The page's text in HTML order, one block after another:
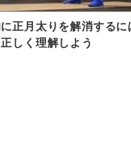
正月太りを解消するに
しく理解しよう